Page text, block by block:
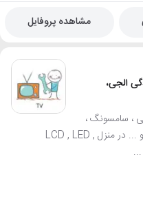
مشاهده پروفایل
الجی،
، سامسونگ ،
ال جی ، پاناسونیک ، ایکس ویژن ، توشیبا و ... در منزل LCD , LED ,